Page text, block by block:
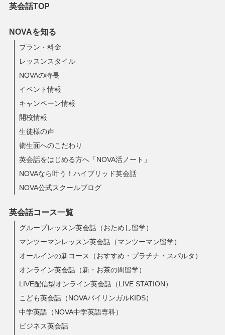
英会話TOP
NOVAを知る
プラン・料金
レッスンスタイル
NOVAの特長
イベント情報
キャンペーン情報
開校情報
生徒様の声
衛生面へのこだわり
英会話をはじめる方へ「NOVA活ノート」
NOVAなら叶う！ハイブリッド英会話
NOVA公式スクールブログ
英会話コース一覧
グループレッスン英会話（おためし留学）
マンツーマンレッスン英会話（マンツーマン留学）
オールインの新コース（おすすめ・プラチナ・スパルタ）
オンライン英会話（新・お茶の間留学）
LIVE配信型オンライン英会話（LIVE STATION）
こども英会話（NOVAバイリンガルKIDS）
中学英語（NOVA中学英語専科）
ビジネス英会話